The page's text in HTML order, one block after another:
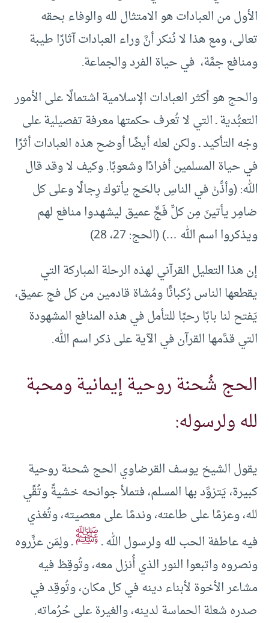
الأول من العبادات هو الامتثال لله والوفاء بحقه
تعالى، ومع هذا لا نُنكر أنَّ وراء العبادات آثارًا طيبة
ومنافع جمَّة، في حياة الفرد والجماعة.
والحج هو أكثر العبادات الإسلامية اشتمالًا على الأمور
التعبُّدية ـ التي لا تُعرف حكمتها معرفة تفصيلية على
وجْه التأكيد ـ ولكن لعله أيضًا أوضح هذه العبادات أثرًا
في حياة المسلمين أفرادًا وشعوبًا. وكيف لا وقد قال
الله: (وأذِّنْ في الناسِ بالحَج يأتوك رِجالًا وعلى كل
ضامِر يأتينَ مِن كلِّ فَجٍّ عميق ليشهدوا منافع لهم
ويذكروا اسم الله …) (الحج: 27، 28)
إن هذا التعليل القرآني لهذه الرحلة المباركة التي
يقطعها الناس رُكبانًَا ومُشاة قادمين من كل فج عميق،
يَفتح لنا بابًا رحبًا للتأمل في هذه المنافع المشهودة
التي قدَّمها القرآن في الآية على ذكر اسم الله.
الحج شُحنة روحية إيمانية ومحبة
لله ولرسوله:
يقول الشيخ يوسف القرضاوي الحج شحنة روحية
كبيرة، يَتزوَّد بها المسلم، فتملأ جوانحه خشيةً وتُقًي
لله، وعزمًا على طاعته، وندمًا على معصيته، وتُغذي
فيه عاطفة الحب لله ولرسول الله ـﷺـ ولِمَن عزَّروه
ونصروه واتبعوا النور الذي أُنزل معه، وتُوقِظ فيه
مشاعر الأخوة لأبناء دينه في كل مكان، وتُوقِد في
صدره شعلة الحماسة لدينه، والغيرة على حُرُماته.